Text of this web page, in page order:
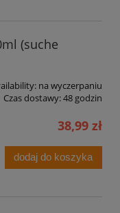
(suche
na wyczerpaniu
Czas dostawy:48 godzin
38,99 zł
dodaj do koszyka